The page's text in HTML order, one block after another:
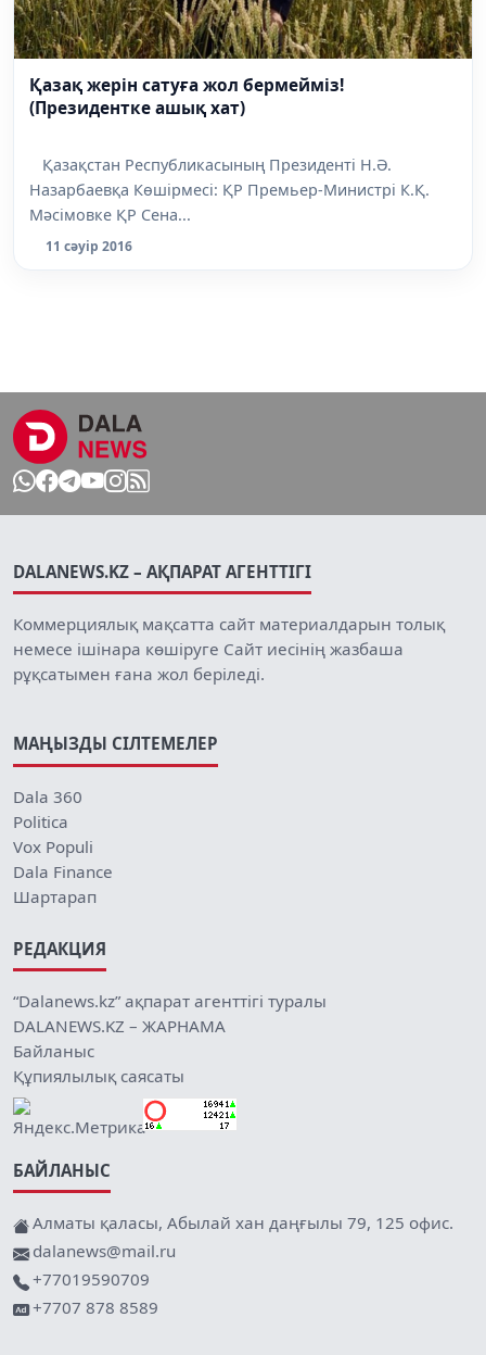
Қазақ жерін сатуға жол бермейміз!
(Президентке ашық хат)
Қазақстан Республикасының Президенті Н.Ә.
Назарбаевқа Көшірмесі: ҚР Премьер-Министрі К.Қ.
Мәсімовке ҚР Сена...
11 сәуір 2016
DALANEWS.KZ – АҚПАРАТ АГЕНТТІГІ
Коммерциялық мақсатта сайт материалдарын толық
немесе ішінара көшіруге Сайт иесінің жазбаша
рұқсатымен ғана жол беріледі.
МАҢЫЗДЫ СІЛТЕМЕЛЕР
Dala 360
Politica
Vox Populi
Dala Finance
Шартарап
РЕДАКЦИЯ
“Dalanews.kz” ақпарат агенттігі туралы
DALANEWS.KZ – ЖАРНАМА
Байланыс
Құпиялылық саясаты
БАЙЛАНЫС
Алматы қаласы, Абылай хан даңғылы 79, 125 офис.
dalanews@mail.ru
+77019590709
+7707 878 8589